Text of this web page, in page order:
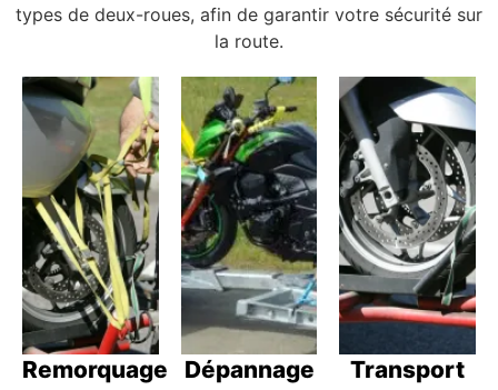
types de deux-roues, afin de garantir votre sécurité sur
la route.
Remorquage
Dépannage
Transport